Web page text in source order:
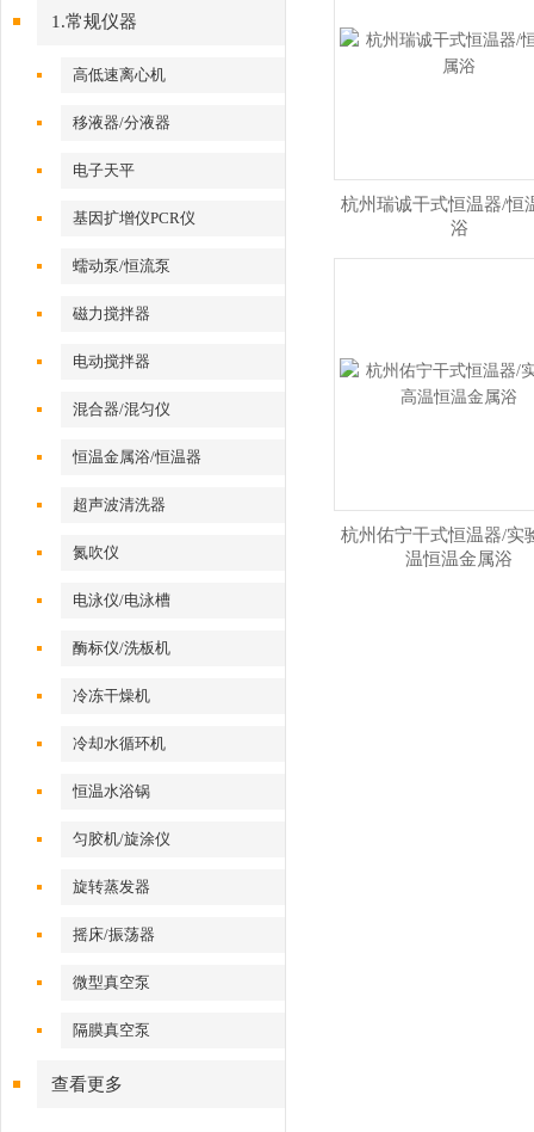
1.常规仪器
高低速离心机
移液器/分液器
电子天平
基因扩增仪PCR仪
蠕动泵/恒流泵
磁力搅拌器
电动搅拌器
混合器/混匀仪
恒温金属浴/恒温器
超声波清洗器
氮吹仪
电泳仪/电泳槽
酶标仪/洗板机
冷冻干燥机
冷却水循环机
恒温水浴锅
匀胶机/旋涂仪
旋转蒸发器
摇床/振荡器
微型真空泵
隔膜真空泵
查看更多
杭州瑞诚干式恒温器/恒
浴
杭州佑宁干式恒温器/实
温恒温金属浴